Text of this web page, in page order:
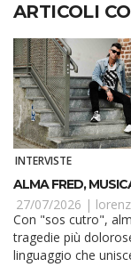
ARTICOLI
INTERVISTE
ALMA FRED,
27/07/2026 |
Con "sos cutro",
tragedie più
linguaggio che